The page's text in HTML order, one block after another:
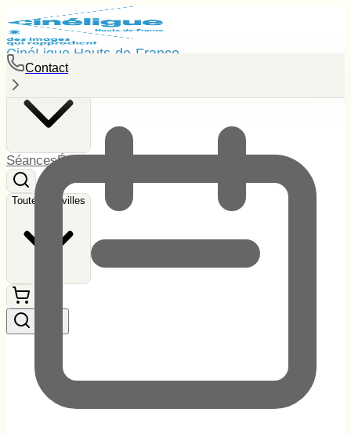
CinéLigue Hauts-de-France
Toutes les villes
SéancesÉvénements
Toutes les villes
Contact